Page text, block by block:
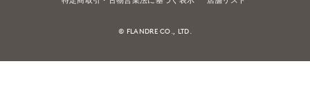
© FLANDRE CO., LTD.